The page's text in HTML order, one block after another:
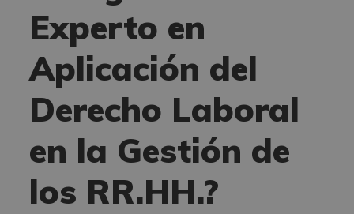
Experto en
Aplicación del
Derecho Laboral
en la Gestión de
los RR.HH.?